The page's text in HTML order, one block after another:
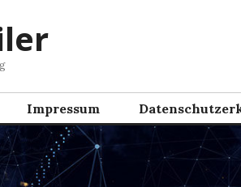
Impressum